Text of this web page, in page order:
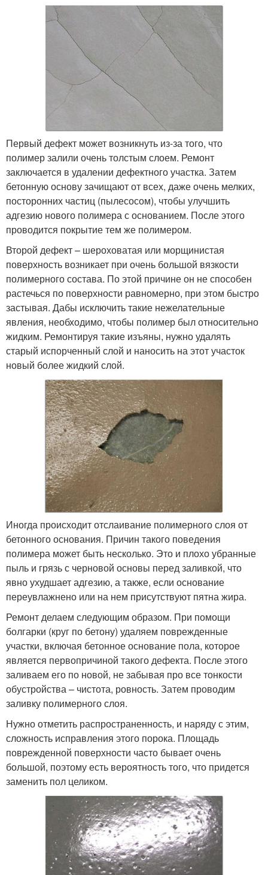
Первый дефект может возникнуть из-за того, что
полимер залили очень толстым слоем. Ремонт
заключается в удалении дефектного участка. Затем
бетонную основу зачищают от всех, даже очень мелких,
посторонних частиц (пылесосом), чтобы улучшить
адгезию нового полимера с основанием. После этого
проводится покрытие тем же полимером.
Второй дефект – шероховатая или морщинистая
поверхность возникает при очень большой вязкости
полимерного состава. По этой причине он не способен
растечься по поверхности равномерно, при этом быстро
застывая. Дабы исключить такие нежелательные
явления, необходимо, чтобы полимер был относительно
жидким. Ремонтируя такие изъяны, нужно удалять
старый испорченный слой и наносить на этот участок
новый более жидкий слой.
Иногда происходит отслаивание полимерного слоя от
бетонного основания. Причин такого поведения
полимера может быть несколько. Это и плохо убранные
пыль и грязь с черновой основы перед заливкой, что
явно ухудшает адгезию, а также, если основание
переувлажнено или на нем присутствуют пятна жира.
Ремонт делаем следующим образом. При помощи
болгарки (круг по бетону) удаляем поврежденные
участки, включая бетонное основание пола, которое
является первопричиной такого дефекта. После этого
заливаем его по новой, не забывая про все тонкости
обустройства – чистота, ровность. Затем проводим
заливку полимерного слоя.
Нужно отметить распространенность, и наряду с этим,
сложность исправления этого порока. Площадь
поврежденной поверхности часто бывает очень
большой, поэтому есть вероятность того, что придется
заменить пол целиком.